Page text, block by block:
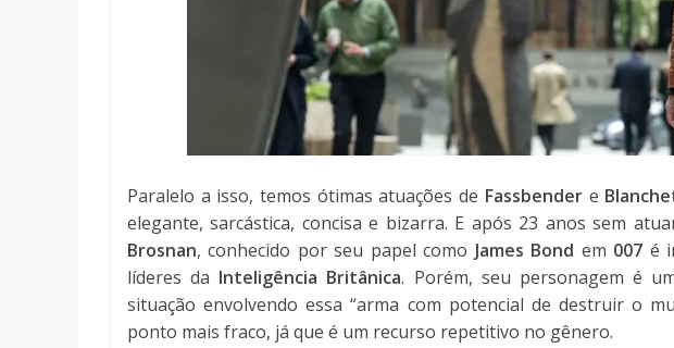
Paralelo a isso, temos ótimas atuações de Fassbendere
elegante, sarcástica, concisa e bizarra. E após 23 anos sem
Brosnan, conhecido por seu papel como James Bond em 007 é
líderes da Inteligência Britânica. Porém, seu personagem é
situação envolvendo essa “arma com potencial de destruir o
ponto mais fraco, já que é um recurso repetitivo no gênero.